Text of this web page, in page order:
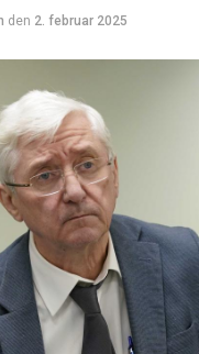
den 2. februar 2025